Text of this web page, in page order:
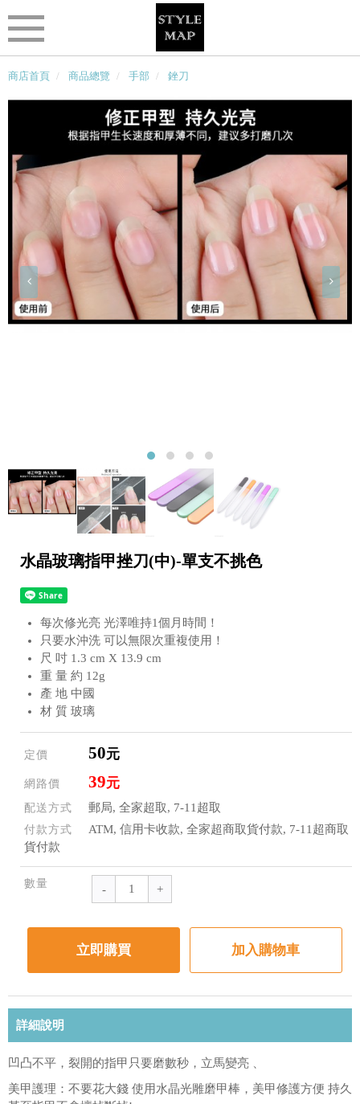
商店首頁 商品總覽 手部 銼刀
水晶玻璃指甲挫刀(中)-單支不挑色
每次修光亮 光澤唯持1個月時間！
只要水沖洗 可以無限次重複使用！
尺 吋 1.3 cm X 13.9 cm
重 量 約 12g
產 地 中國
材 質 玻璃
定價 50元
網路價 39元
配送方式 郵局, 全家超取, 7-11超取
付款方式
ATM, 信用卡收款, 全家超商取貨付款, 7-11超商取
貨付款
數量
立即購買 加入購物車
詳細說明
凹凸不平，裂開的指甲只要磨數秒，立馬變亮 、
美甲護理：不要花大錢 使用水晶光雕磨甲棒，美甲修護方便 持久